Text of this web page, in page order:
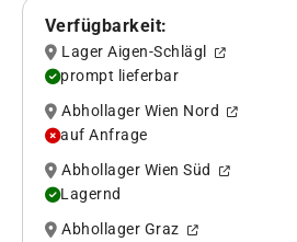
Verfügbarkeit:
Lager Aigen-Schlägl
prompt lieferbar
Abhollager Wien Nord
auf Anfrage
Abhollager Wien Süd
Lagernd
Abhollager Graz